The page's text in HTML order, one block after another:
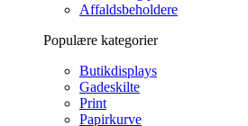
Affaldsbeholdere
Populære kategorier
Butikdisplays
Gadeskilte
Print
Papirkurve